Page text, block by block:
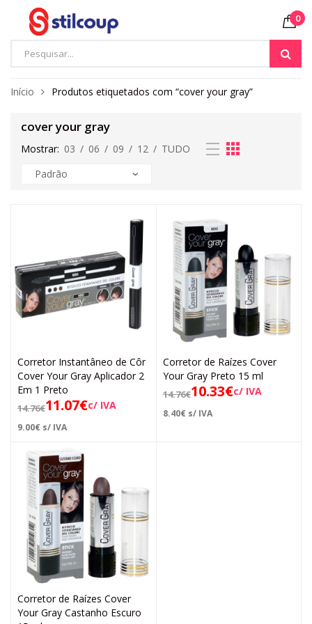
0
Início Produtos etiquetados com “cover your gray”
cover your gray
Mostrar: 03 / 06 / 09 / 12 / TUDO
Corretor Instantâneo de Côr
Cover Your Gray Aplicador 2
Em 1 Preto
14.76€11.07€c/ IVA
9.00€ s/ IVA
Corretor de Raízes Cover
Your Gray Preto 15 ml
14.76€10.33€c/ IVA
8.40€ s/ IVA
Corretor de Raízes Cover
Your Gray Castanho Escuro